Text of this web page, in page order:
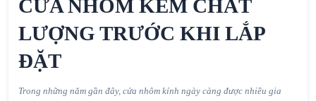
CỬA NHÔM KÉM CHẤT
LƯỢNG TRƯỚC KHI LẮP
ĐẶT
Trong những năm gần đây, cửa nhôm kính ngày càng được nhiều gia